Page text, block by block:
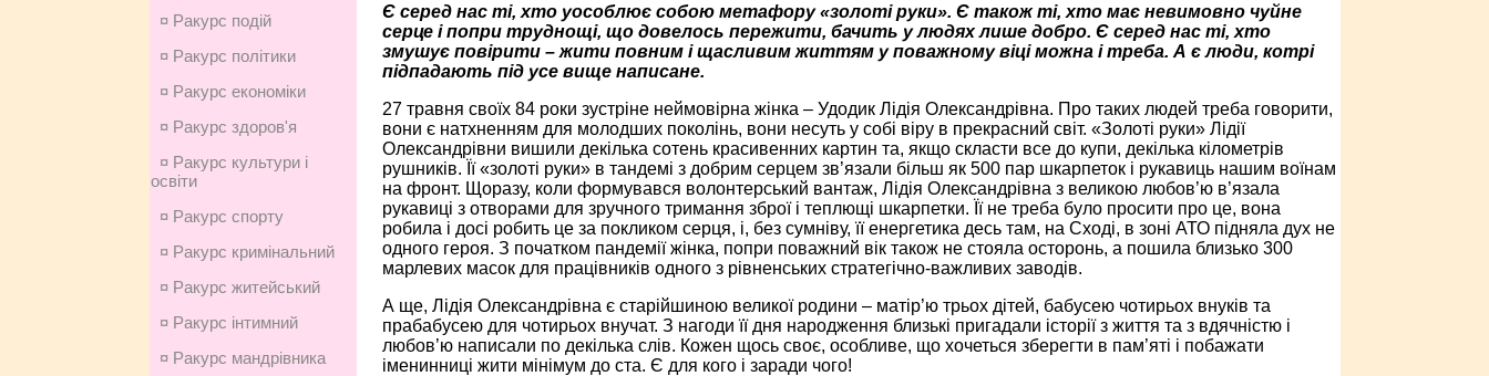
¤ Ракурс подій
¤ Ракурс політики
¤ Ракурс економiки
¤ Ракурс здоров'я
¤ Ракурс культури і
освіти
¤ Ракурс спорту
¤ Ракурс кримінальний
¤ Ракурс житейський
¤ Ракурс інтимний
¤ Ракурс мандрівника
Є серед нас ті, хто уособлює собою метафору «золоті руки». Є також ті, хто має невимовно чуйне
серце і попри труднощі, що довелось пережити, бачить у людях лише добро. Є серед нас ті, хто
змушує повірити – жити повним і щасливим життям у поважному віці можна і треба. А є люди, котрі
підпадають під усе вище написане.
27 травня своїх 84 роки зустріне неймовірна жінка – Удодик Лідія Олександрівна. Про таких людей треба говорити,
вони є натхненням для молодших поколінь, вони несуть у собі віру в прекрасний світ. «Золоті руки» Лідії
Олександрівни вишили декілька сотень красивенних картин та, якщо скласти все до купи, декілька кілометрів
рушників. Її «золоті руки» в тандемі з добрим серцем зв’язали більш як 500 пар шкарпеток і рукавиць нашим воїнам
на фронт. Щоразу, коли формувався волонтерський вантаж, Лідія Олександрівна з великою любов’ю в’язала
рукавиці з отворами для зручного тримання зброї і теплющі шкарпетки. Її не треба було просити про це, вона
робила і досі робить це за покликом серця, і, без сумніву, її енергетика десь там, на Сході, в зоні АТО підняла дух не
одного героя. З початком пандемії жінка, попри поважний вік також не стояла осторонь, а пошила близько 300
марлевих масок для працівників одного з рівненських стратегічно-важливих заводів.
А ще, Лідія Олександрівна є старійшиною великої родини – матір’ю трьох дітей, бабусею чотирьох внуків та
прабабусею для чотирьох внучат. З нагоди її дня народження близькі пригадали історії з життя та з вдячністю і
любов’ю написали по декілька слів. Кожен щось своє, особливе, що хочеться зберегти в пам’яті і побажати
іменинниці жити мінімум до ста. Є для кого і заради чого!